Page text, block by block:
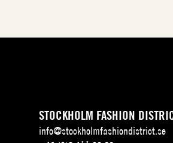
STOCKHOLM FASHION
info@stockholmfashiondistrict.se